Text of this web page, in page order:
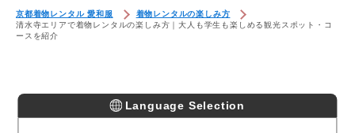
京都着物レンタル 愛和服
着物レンタルの楽しみ方
清水寺エリアで着物レンタルの楽しみ方｜大人も学生も楽しめる観光スポット・コ
ースを紹介
Language Selection